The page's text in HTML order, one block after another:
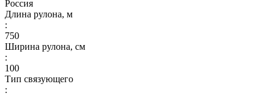
Россия
Длина рулона, м
:
750
Ширина рулона, см
:
100
Тип связующего
: